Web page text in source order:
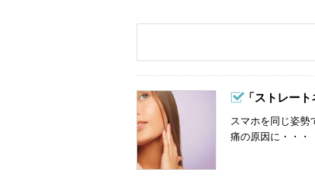
「ストレート
スマホを同じ姿勢
痛の原因に・・・